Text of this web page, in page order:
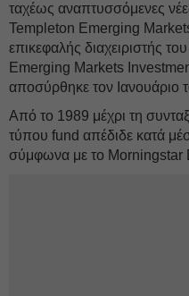
ταχέως αναπτυσσόμενες
Templeton Emerging
επικεφαλής διαχειριστής
Emerging Markets
αποσύρθηκε τον Ιανουάριο
Από το 1989 μέχρι τη
τύπου fund απέδιδε κατά
σύμφωνα με το Morningstar